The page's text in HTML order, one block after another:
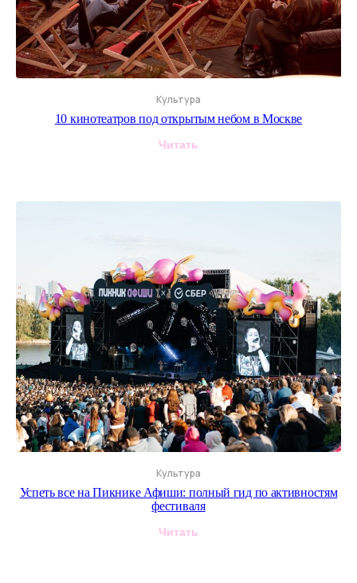
Культура
10 кинотеатров под открытым небом в Москве
Читать
Культура
Успеть все на Пикнике Афиши: полный гид по активностям
фестиваля
Читать